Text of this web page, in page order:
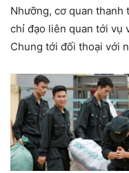
Nhưỡng, cơ quan thanh
chỉ đạo liên quan tới vụ
Chung tới đối thoại với